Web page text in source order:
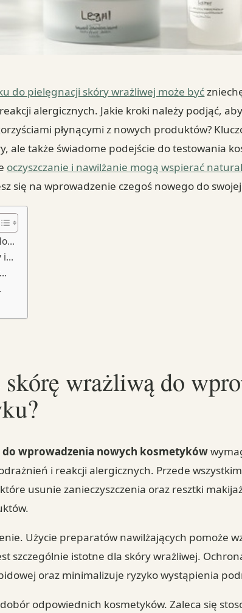
do pielęgnacji skóry wrażliwej może być
alergicznych. Jakie kroki należy podjąć,
płynącymi z nowych produktów?
ale także świadome podejście do testowania
oczyszczanie i nawilżanie mogą wspierać
się na wprowadzenie czegoś nowego do
i…
wrażliwą do
wprowadzenia nowych kosmetyków
i reakcji alergicznych. Przede
usunie zanieczyszczenia oraz resztki
Użycie preparatów nawilżających pomoże
szczególnie istotne dla skóry wrażliwej.
oraz minimalizuje ryzyko wystąpienia
odpowiednich kosmetyków. Zaleca się